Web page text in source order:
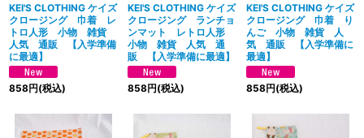
KEI'S CLOTHING ケイズ
クロージング 巾着 レ
トロ人形 小物 雑貨
人気 通販 【入学準備
に最適】
858円(税込)
KEI'S CLOTHING ケイズ
クロージング ランチョ
ンマット レトロ人形
小物 雑貨 人気 通
販 【入学準備に最適】
858円(税込)
KEI'S CLOTHING ケイズ
クロージング 巾着 り
んご 小物 雑貨 人
気 通販 【入学準備に
最適】
858円(税込)